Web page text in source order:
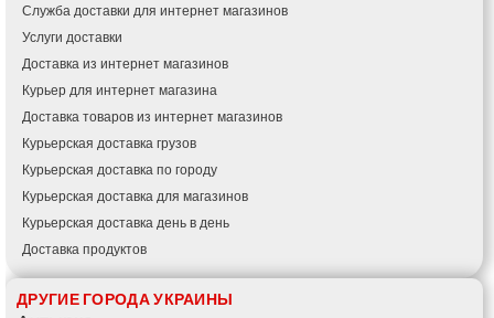
Служба доставки для интернет магазинов
Услуги доставки
Доставка из интернет магазинов
Курьер для интернет магазина
Доставка товаров из интернет магазинов
Курьерская доставка грузов
Курьерская доставка по городу
Курьерская доставка для магазинов
Курьерская доставка день в день
Доставка продуктов
Купить и доставить
Обратная доставка
ДРУГИЕ ГОРОДА УКРАИНЫ